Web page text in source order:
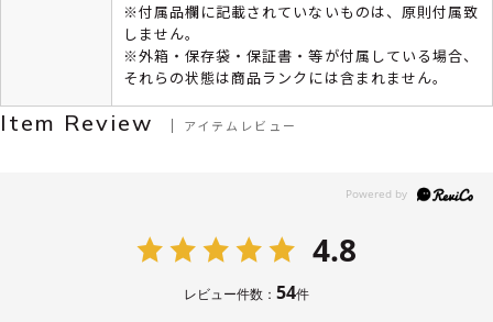
※付属品欄に記載されていないものは、原則付属致
しません。
※外箱・保存袋・保証書・等が付属している場合、
それらの状態は商品ランクには含まれません。
Item Review アイテムレビュー
4.8
レビュー件数： 54件